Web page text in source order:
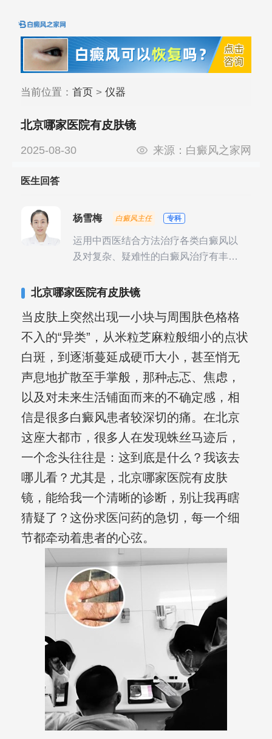
当前位置： 首页> 仪器
北京哪家医院有皮肤镜
2025-08-30 来源： 白癜风之家网
医生回答
杨雪梅 白癜风主任 专科
运用中西医结合方法治疗各类白癜风以
及对复杂、疑难性的白癜风治疗有丰富
合巩固用药的调理，并对白癜风患者的
导，全方位帮助患者康复。
北京哪家医院有皮肤镜
当皮肤上突然出现一小块与周围肤色格格
不入的“异类”，从米粒芝麻粒般细小的点状
白斑，到逐渐蔓延成硬币大小，甚至悄无
声息地扩散至手掌般，那种忐忑、焦虑，
以及对未来生活铺面而来的不确定感，相
信是很多白癜风患者较深切的痛。在北京
这座大都市，很多人在发现蛛丝马迹后，
一个念头往往是：这到底是什么？我该去
哪儿看？尤其是，北京哪家医院有皮肤
镜，能给我一个清晰的诊断，别让我再瞎
猜疑了？这份求医问药的急切，每一个细
节都牵动着患者的心弦。